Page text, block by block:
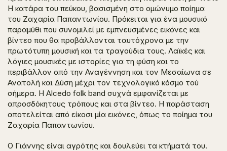
Η κατάρα του πεύκου, βασισμένη στο ομώνυμο ποίημα
του Ζαχαρία Παπαντωνίου. Πρόκειται για ένα μουσικό
παραμύθι που συνομιλεί με εμπνευσμένες εικόνες και
βίντεο που θα προβάλλονται ταυτόχρονα με την
πρωτότυπη μουσική και τα τραγούδια τους. Λαϊκές και
λόγιες μουσικές με ιστορίες για τη φύση και το
περιβάλλον από την Αναγέννηση και τον Μεσαίωνα σε
Ανατολή και Δύση μέχρι τον τεχνολογικό κόσμο τού
σήμερα. Η Alcedo folk band συχνά εμφανίζεται με
απροσδόκητους τρόπους και στα βίντεο. Η παράσταση
αποτελείται από είκοσι μία εικόνες, όπως το ποίημα του
Ζαχαρία Παπαντωνίου.
O Γιάννης είναι αγρότης και δουλεύει τα κτήματά του.